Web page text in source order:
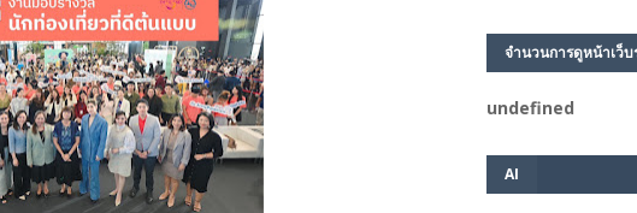
จำนวนการดูหน้าเว็บ
undefned
AI